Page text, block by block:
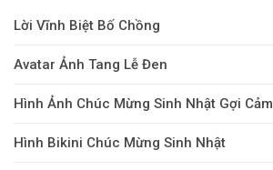
Lời Vĩnh Biệt Bố Chồng
Avatar Ảnh Tang Lễ Đen
Hình Ảnh Chúc Mừng Sinh Nhật Gợi Cảm
Hình Bikini Chúc Mừng Sinh Nhật